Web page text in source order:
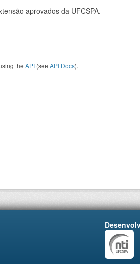
aprovados da UFCSPA.
the API (see API Docs).